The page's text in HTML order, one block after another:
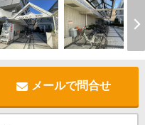
メールで問合せ